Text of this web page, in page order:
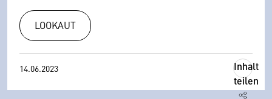
LOOKAUT
14.06.2023
Inhalt
teilen